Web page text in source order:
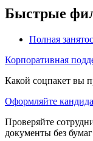
Быстрые
Полная
Корпоративная
Какой соцпакет вы
Оформляйте
Проверяйте
документы без